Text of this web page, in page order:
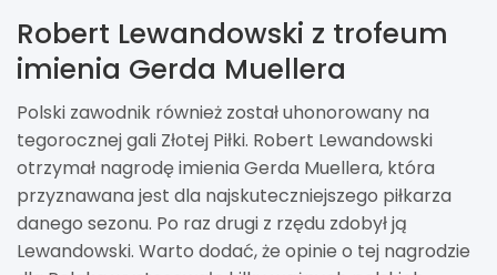
Robert Lewandowski z trofeum
imienia Gerda Muellera
Polski zawodnik również został uhonorowany na
tegorocznej gali Złotej Piłki. Robert Lewandowski
otrzymał nagrodę imienia Gerda Muellera, która
przyznawana jest dla najskuteczniejszego piłkarza
danego sezonu. Po raz drugi z rzędu zdobył ją
Lewandowski. Warto dodać, że opinie o tej nagrodzie